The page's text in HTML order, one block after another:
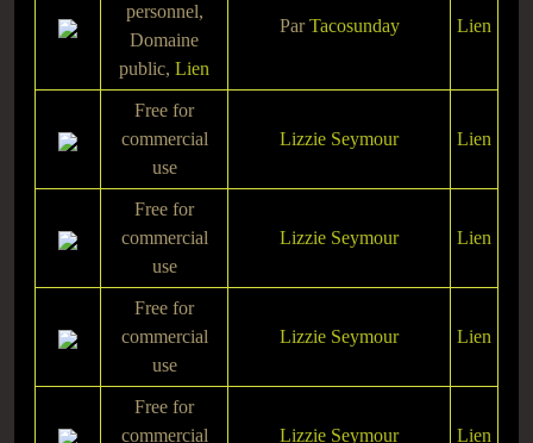
personnel,
Domaine
public, Lien
ParTacosunday Lien
Free for
commercial
use
Lizzie Seymour Lien
Free for
commercial
use
Lizzie Seymour Lien
Free for
commercial
use
Lizzie Seymour Lien
Free for
commercial
Lizzie Seymour Lien